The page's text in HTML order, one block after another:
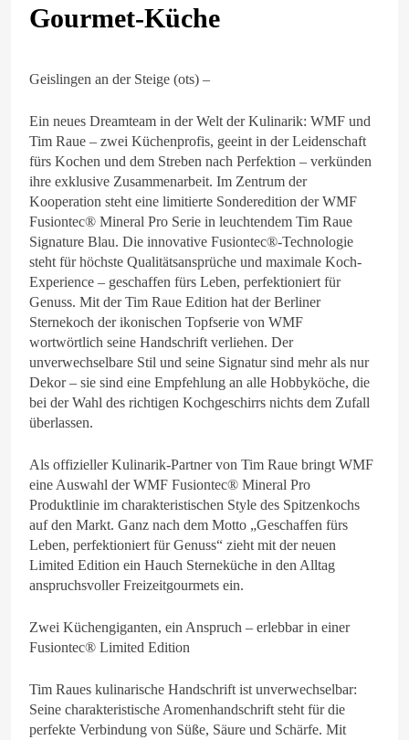
Gourmet-Küche
Geislingen an der Steige (ots) –
Ein neues Dreamteam in der Welt der Kulinarik: WMF und
Tim Raue – zwei Küchenprofis, geeint in der Leidenschaft
fürs Kochen und dem Streben nach Perfektion – verkünden
ihre exklusive Zusammenarbeit. Im Zentrum der
Kooperation steht eine limitierte Sonderedition der WMF
Fusiontec® Mineral Pro Serie in leuchtendem Tim Raue
Signature Blau. Die innovative Fusiontec®-Technologie
steht für höchste Qualitätsansprüche und maximale Koch-
Experience – geschaffen fürs Leben, perfektioniert für
Genuss. Mit der Tim Raue Edition hat der Berliner
Sternekoch der ikonischen Topfserie von WMF
wortwörtlich seine Handschrift verliehen. Der
unverwechselbare Stil und seine Signatur sind mehr als nur
Dekor – sie sind eine Empfehlung an alle Hobbyköche, die
bei der Wahl des richtigen Kochgeschirrs nichts dem Zufall
überlassen.
Als offizieller Kulinarik-Partner von Tim Raue bringt WMF
eine Auswahl der WMF Fusiontec® Mineral Pro
Produktlinie im charakteristischen Style des Spitzenkochs
auf den Markt. Ganz nach dem Motto „Geschaffen fürs
Leben, perfektioniert für Genuss“ zieht mit der neuen
Limited Edition ein Hauch Sterneküche in den Alltag
anspruchsvoller Freizeitgourmets ein.
Zwei Küchengiganten, ein Anspruch – erlebbar in einer
Fusiontec® Limited Edition
Tim Raues kulinarische Handschrift ist unverwechselbar:
Seine charakteristische Aromenhandschrift steht für die
perfekte Verbindung von Süße, Säure und Schärfe. Mit